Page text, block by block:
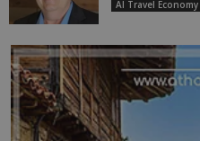
AI Travel